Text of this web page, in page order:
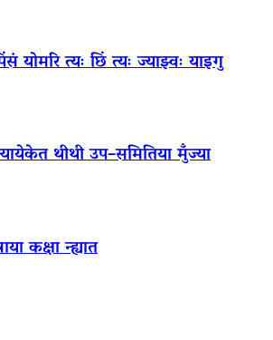
योमरि त्यः छिं त्यः ज्याझ्वः याइगु
थीथी उप–समितिया मुँज्या
कक्षा न्ह्यात